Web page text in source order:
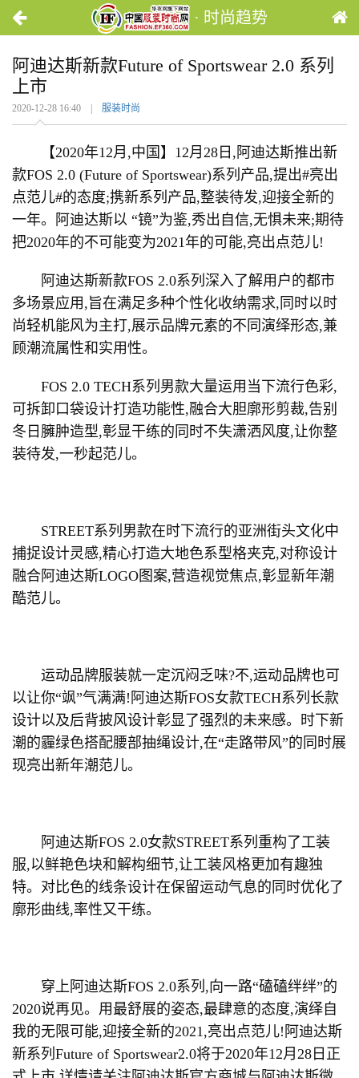
· 时尚趋势
阿迪达斯新款Future of Sportswear 2.0 系列
上市
2020-12-28 16:40 | 服装时尚
【2020年12月,中国】12月28日,阿迪达斯推出新
款FOS 2.0 (Future of Sportswear)系列产品,提出#亮出
点范儿#的态度;携新系列产品,整装待发,迎接全新的
一年。阿迪达斯以 “镜”为鉴,秀出自信,无惧未来;期待
把2020年的不可能变为2021年的可能,亮出点范儿!
阿迪达斯新款FOS 2.0系列深入了解用户的都市
多场景应用,旨在满足多种个性化收纳需求,同时以时
尚轻机能风为主打,展示品牌元素的不同演绎形态,兼
顾潮流属性和实用性。
FOS 2.0 TECH系列男款大量运用当下流行色彩,
可拆卸口袋设计打造功能性,融合大胆廓形剪裁,告别
冬日臃肿造型,彰显干练的同时不失潇洒风度,让你整
装待发,一秒起范儿。
STREET系列男款在时下流行的亚洲街头文化中
捕捉设计灵感,精心打造大地色系型格夹克,对称设计
融合阿迪达斯LOGO图案,营造视觉焦点,彰显新年潮
酷范儿。
运动品牌服装就一定沉闷乏味?不,运动品牌也可
以让你“飒”气满满!阿迪达斯FOS女款TECH系列长款
设计以及后背披风设计彰显了强烈的未来感。时下新
潮的霾绿色搭配腰部抽绳设计,在“走路带风”的同时展
现亮出新年潮范儿。
阿迪达斯FOS 2.0女款STREET系列重构了工装
服,以鲜艳色块和解构细节,让工装风格更加有趣独
特。对比色的线条设计在保留运动气息的同时优化了
廓形曲线,率性又干练。
穿上阿迪达斯FOS 2.0系列,向一路“磕磕绊绊”的
2020说再见。用最舒展的姿态,最肆意的态度,演绎自
我的无限可能,迎接全新的2021,亮出点范儿!阿迪达斯
新系列Future of Sportswear2.0将于2020年12月28日正